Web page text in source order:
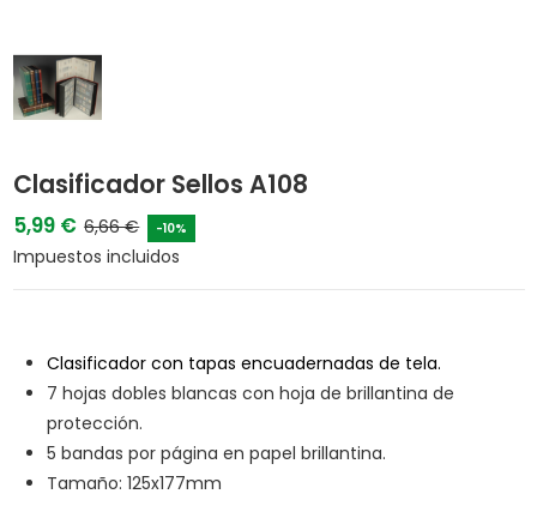
Clasificador Sellos A108
5,99 € 6,66 € -10%
Impuestos incluidos
Clasificador con tapas encuadernadas de tela.
7 hojas dobles blancas con hoja de brillantina de
protección.
5 bandas por página en papel brillantina.
Tamaño: 125x177mm